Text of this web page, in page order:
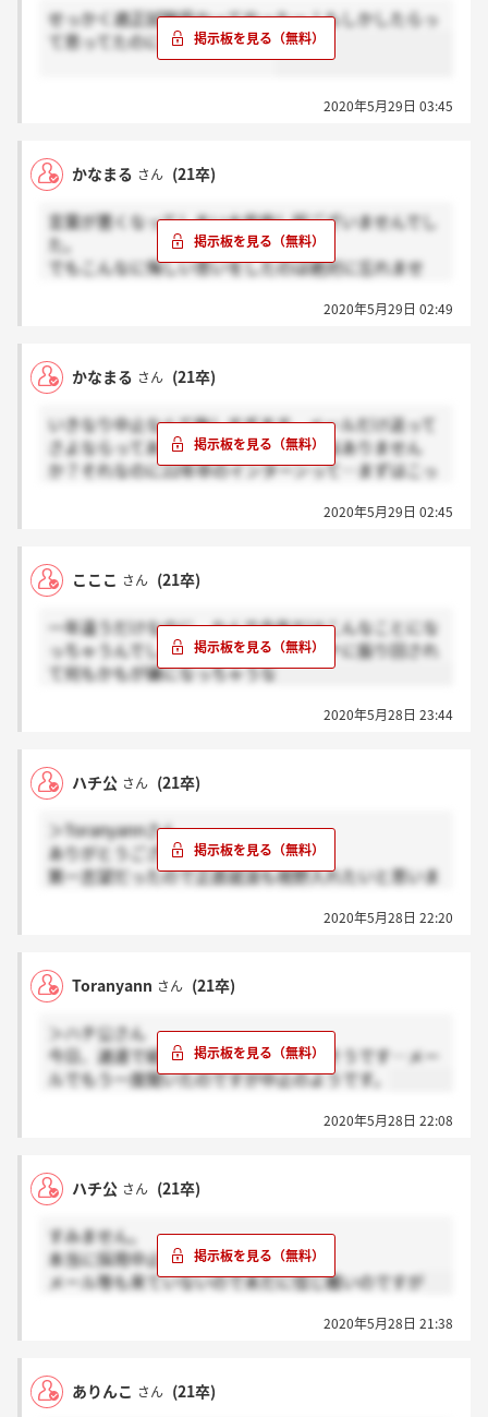
せっかく適正試験受かってやったー！もしかしたらっ
て思ってたのに本当に最悪です
2020年5月29日 03:45
かなまる さん (21卒)
言葉が悪くなってしまい大変申し訳ございませんでし
た。
でもこんなに悔しい思いをしたのは絶対に忘れませ
2020年5月29日 02:49
かなまる さん (21卒)
いきなり中止なんて悔しすぎます。メールだけ送って
さよならってあまりにも不誠実過ぎではありません
か？それなのに22年卒のインターンって…まずはこっ
にウイルスのせいで仕方ないかもしれませんが対応が
か？？？？？？？？？第1志望にしてた方やそれ以外
でも絶対ここに働きたいから今まで頑張ってきた方の
躍祈られても嬉しくねぇよ。
2020年5月29日 02:45
こここ さん (21卒)
一年違うだけなのに、なんで今年だけこんなことにな
っちゃうんでしょうね……本当にコロナに振り回され
て何もかもが嫌になっちゃうな
2020年5月28日 23:44
ハチ公 さん (21卒)
＞Toranyannさん
ありがとうございます…
第一志望だったので正直就浪も視野入れたいと思いま
2020年5月28日 22:20
Toranyann さん (21卒)
＞ハチ公さん
今日、速達で紙が届きました。中止だそうです…メー
ルでもう一度聞いたのですが中止のようです。
2020年5月28日 22:08
ハチ公 さん (21卒)
すみません。
本当に採用中止でしょうか？
メール等も来ていないので未だに信じ難いのですが
2020年5月28日 21:38
ありんこ さん (21卒)